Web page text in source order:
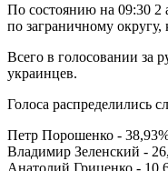
По состоянию на 09:30 2
по заграничному округу,
Всего в голосовании за
украинцев.
Голоса распределились
Петр Порошенко -
Владимир Зеленский -
Анатолий Гриценко -